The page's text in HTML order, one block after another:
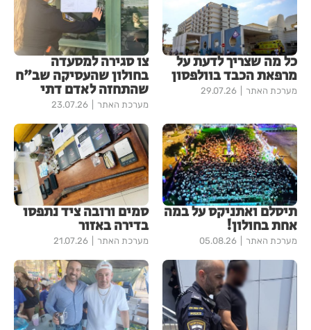
כל מה שצריך לדעת על
מרפאת הכבד בוולפסון
מערכת האתר 29.07.26
צו סגירה למסעדה
בחולון שהעסיקה שב"ח
שהתחזה לאדם דתי
מערכת האתר 23.07.26
תיסלם ואתניקס על במה
אחת בחולון!
מערכת האתר 05.08.26
סמים ורובה ציד נתפסו
בדירה באזור
מערכת האתר 21.07.26